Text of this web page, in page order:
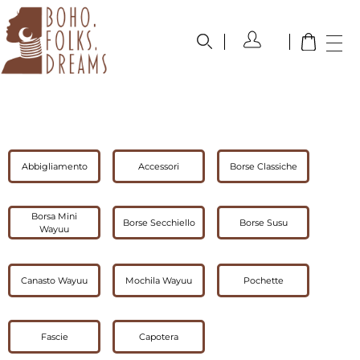
Abbigliamento Accessori Borse Classiche
Borsa Mini
Wayuu
Borse Secchiello Borse Susu
Canasto Wayuu Mochila Wayuu Pochette
Fascie Capotera